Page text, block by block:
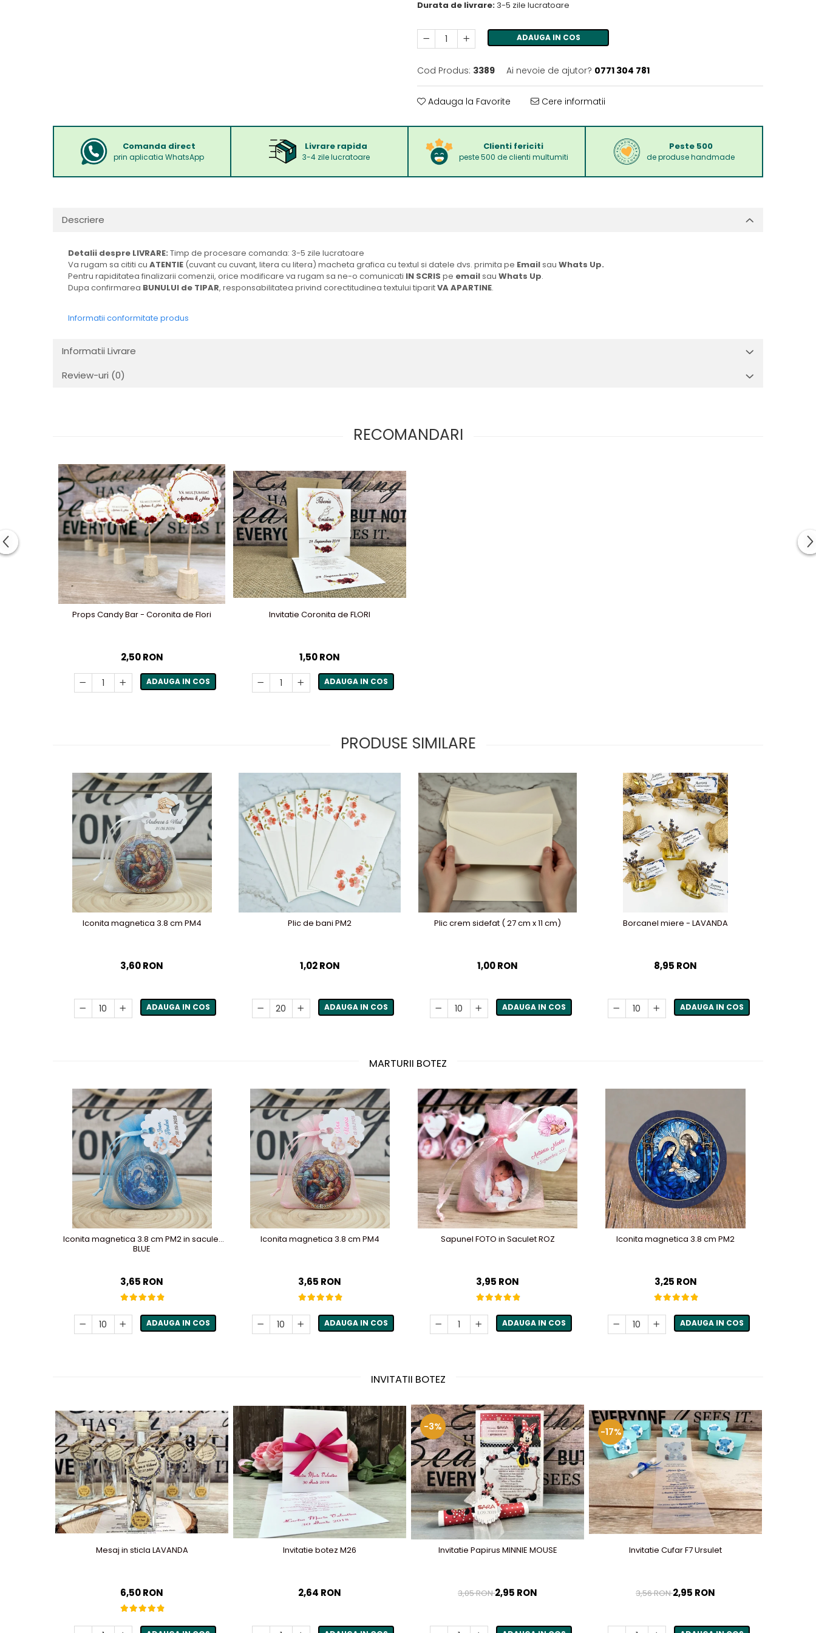
Durata de livrare: 3-5 zile lucratoare
ADAUGA IN COS
Cod Produs: 3389 Ai nevoie de ajutor? 0771 304 781
Adauga la Favorite Cere informatii
Comanda direct
prin aplicatia WhatsApp
Livrare rapida
3-4 zile lucratoare
Clienti fericiti
peste 500 de clienti multumiti
Peste 500
de produse handmade
Descriere
Detalii despre LIVRARE: Timp de procesare comanda: 3-5 zile lucratoare
Va rugam sa cititi cu ATENTIE (cuvant cu cuvant, litera cu litera) macheta grafica cu textul si datele dvs. primita pe Emailsau Whats Up.
Pentru rapiditatea finalizarii comenzii, orice modificare va rugam sa ne-o comunicati IN SCRIS pe emailsau Whats Up.
Dupa confirmarea BUNULUI de TIPAR, responsabilitatea privind corectitudinea textului tiparitVA APARTINE.
Informatii conformitate produs
Informatii Livrare
Review-uri (0)
RECOMANDARI
Props Candy Bar - Coronita de Flori
2,50 RON
ADAUGA IN COS
Invitatie Coronita de FLORI
1,50 RON
ADAUGA IN COS
PRODUSE SIMILARE
Iconita magnetica 3.8 cm PM4
3,60 RON
ADAUGA IN COS
Plic de bani PM2
1,02 RON
ADAUGA IN COS
Plic crem sidefat ( 27 cm x 11 cm)
1,00 RON
ADAUGA IN COS
Borcanel miere - LAVANDA
8,95 RON
ADAUGA IN COS
MARTURII BOTEZ
Iconita magnetica 3.8 cm PM2 in saculet
BLUE
3,65 RON
ADAUGA IN COS
Iconita magnetica 3.8 cm PM4
3,65 RON
ADAUGA IN COS
Sapunel FOTO in Saculet ROZ
3,95 RON
ADAUGA IN COS
Iconita magnetica 3.8 cm PM2
3,25 RON
ADAUGA IN COS
INVITATII BOTEZ
Mesaj in sticla LAVANDA
6,50 RON
Invitatie botez M26
2,64 RON
-3%
Invitatie Papirus MINNIE MOUSE
3,05 RON2,95 RON
-17%
Invitatie Cufar F7 Ursulet
3,56 RON2,95 RON